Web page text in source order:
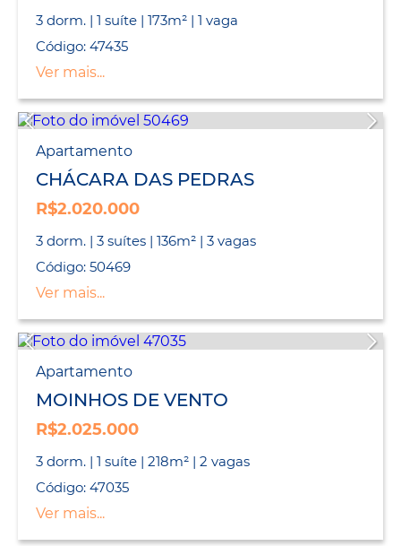
3 dorm. | 1 suíte | 173m² | 1 vaga
Código: 47435
Ver mais...
Apartamento
CHÁCARA DAS PEDRAS
R$2.020.000
3 dorm. | 3 suítes | 136m² | 3 vagas
Código: 50469
Ver mais...
Apartamento
MOINHOS DE VENTO
R$2.025.000
3 dorm. | 1 suíte | 218m² | 2 vagas
Código: 47035
Ver mais...